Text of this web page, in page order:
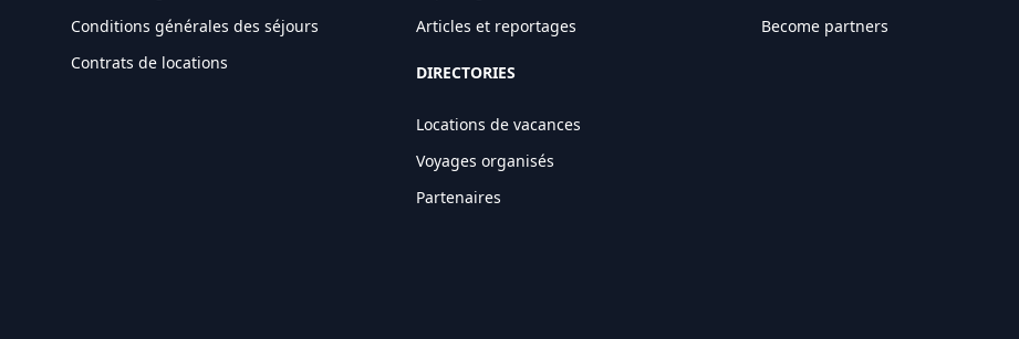
Conditions générales des séjours
Contrats de locations
Articles et reportages
DIRECTORIES
Locations de vacances
Voyages organisés
Partenaires
Become partners